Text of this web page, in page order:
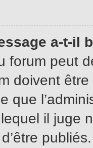
a-t-il
forum peut
doivent
que
il juge